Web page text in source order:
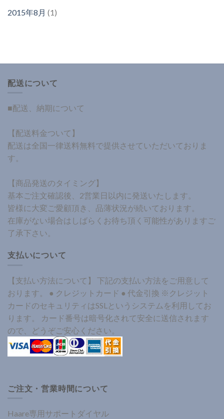
2015年8月 (1)
配送について
■配送、納期について
【配送料金ついて】
配送は全国一律送料無料で提供させていただいておりま
す。
【商品発送のタイミング】
基本ご注文確認後、2営業日以内に発送いたします。
皆様に大変ご愛顧頂き、品薄状況が続いております。
在庫がない場合はしばらくお待ち頂く可能性がありますご
了承下さい。
支払いについて
【支払い方法について】 下記の支払い方法をご用意して
おります。 ● クレジットカード ● 代金引換 ※クレジット
カードのセキュリティはSSLというシステムを利用してお
ります。 カード番号は暗号化されて安全に送信されます
ので、どうぞご安心ください。
ご注文・営業時間について
Haare専用サポートダイヤル